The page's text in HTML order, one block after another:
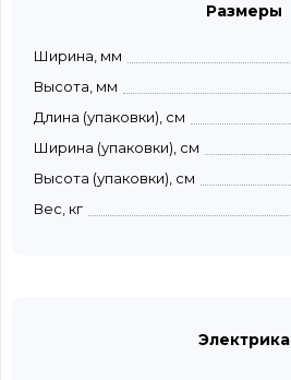
Размеры
Ширина, мм
Высота, мм
Длина (упаковки), см
Ширина (упаковки), см
Высота (упаковки), см
Вес, кг
Электрика